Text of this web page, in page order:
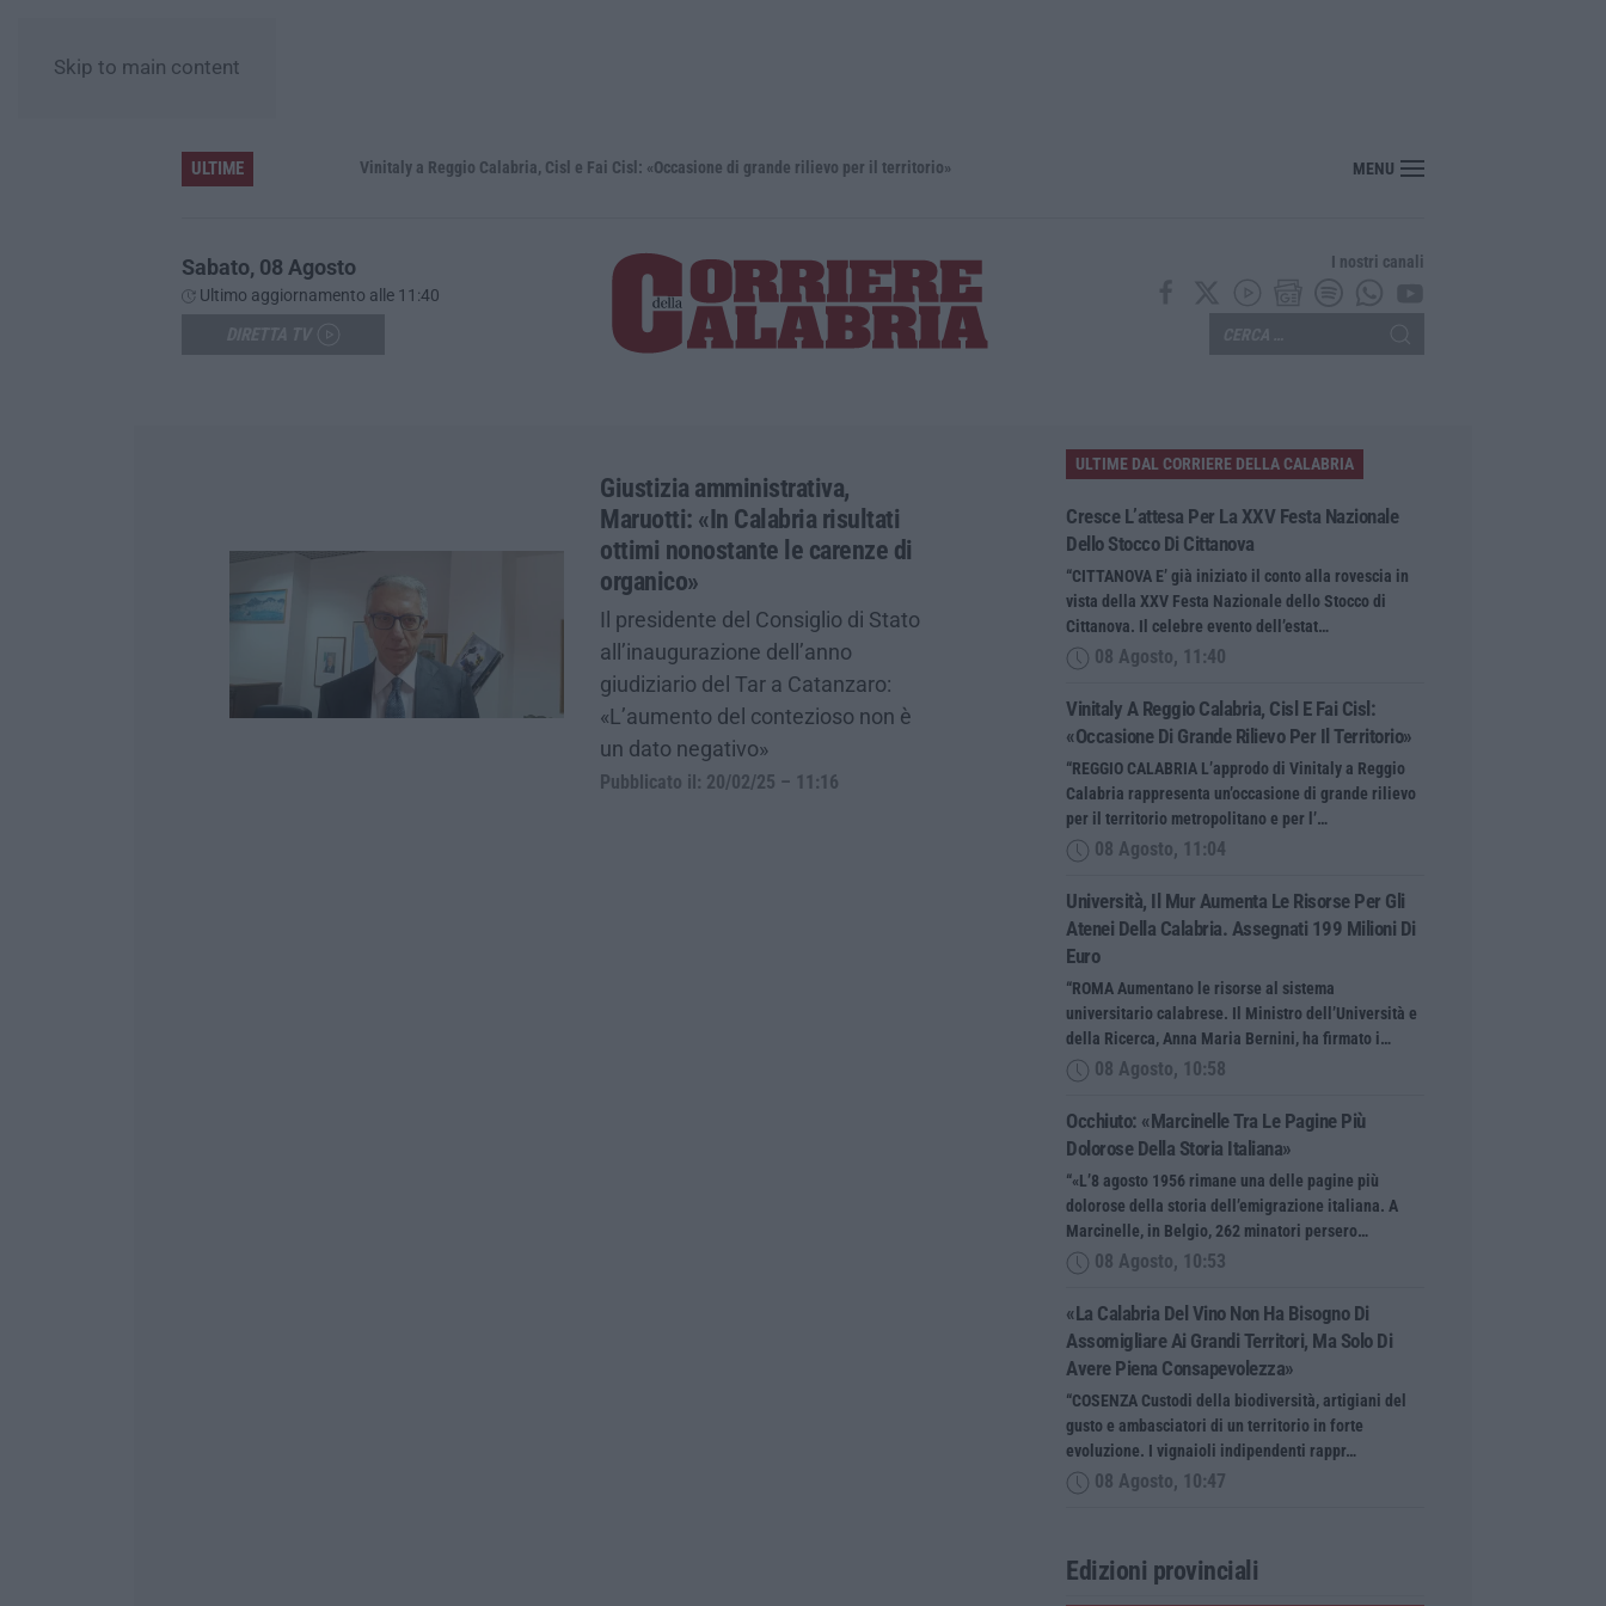
Skip to main content
ULTIME Vinitaly a Reggio Calabria, Cisl e Fai Cisl: «Occasione di grande rilievo per il territorio» Università, il Mur aumenta le risorse per gli atenei della Calabria. Assegnati 199 milioni
MENU
Sabato, 08 Agosto
Ultimo aggiornamento alle 11:40
I nostri canali
Giustizia amministrativa,
Maruotti: «In Calabria risultati
ottimi nonostante le carenze di
organico»
Il presidente del Consiglio di Stato
all’inaugurazione dell’anno
giudiziario del Tar a Catanzaro:
«L’aumento del contezioso non è
un dato negativo»
Pubblicato il: 20/02/25 – 11:16
ULTIME DAL CORRIERE DELLA CALABRIA
Cresce L’attesa Per La XXV Festa Nazionale
Dello Stocco Di Cittanova
“CITTANOVA E’ già iniziato il conto alla rovescia in
vista della XXV Festa Nazionale dello Stocco di
Cittanova. Il celebre evento dell’estat…
08 Agosto, 11:40
Vinitaly A Reggio Calabria, Cisl E Fai Cisl:
«Occasione Di Grande Rilievo Per Il Territorio»
“REGGIO CALABRIA L’approdo di Vinitaly a Reggio
Calabria rappresenta un’occasione di grande rilievo
per il territorio metropolitano e per l’…
08 Agosto, 11:04
Università, Il Mur Aumenta Le Risorse Per Gli
Atenei Della Calabria. Assegnati 199 Milioni Di
Euro
“ROMA Aumentano le risorse al sistema
universitario calabrese. Il Ministro dell’Università e
della Ricerca, Anna Maria Bernini, ha firmato i…
08 Agosto, 10:58
Occhiuto: «Marcinelle Tra Le Pagine Più
Dolorose Della Storia Italiana»
“«L’8 agosto 1956 rimane una delle pagine più
dolorose della storia dell’emigrazione italiana. A
Marcinelle, in Belgio, 262 minatori persero…
08 Agosto, 10:53
«La Calabria Del Vino Non Ha Bisogno Di
Assomigliare Ai Grandi Territori, Ma Solo Di
Avere Piena Consapevolezza»
“COSENZA Custodi della biodiversità, artigiani del
gusto e ambasciatori di un territorio in forte
evoluzione. I vignaioli indipendenti rappr…
08 Agosto, 10:47
Edizioni provinciali